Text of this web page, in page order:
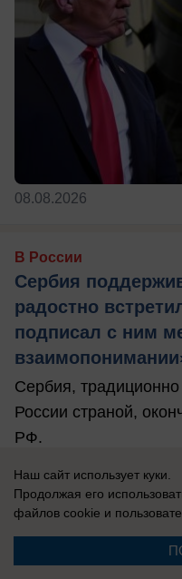
08.08.2026
В России
Сербия
радостно
подписал с ним
Сербия,
России страной,
РФ.
Наш сайт использует куки.
Продолжая его
файлов cookie и